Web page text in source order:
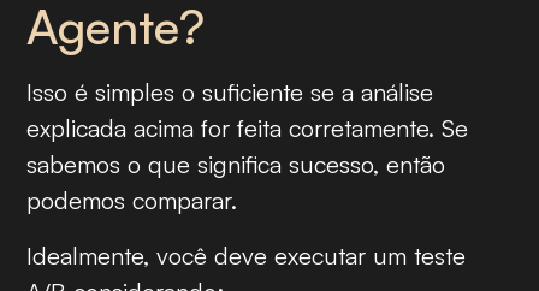
Agente?
Isso é simples o suficiente se a análise
explicada acima for feita corretamente. Se
sabemos o que significa sucesso, então
podemos comparar.
Idealmente, você deve executar um teste